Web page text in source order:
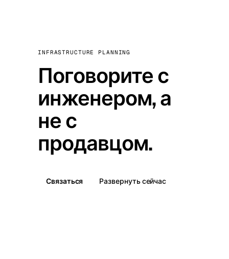
INFRASTRUCTURE PLANNING
Поговорите с
инженером, а
не с
продавцом.
Связаться Развернуть сейчас